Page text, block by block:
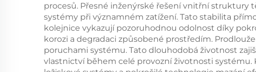
procesů. Přesné inženýrské řešení vnitřní
systémy při významném zatížení. Tato stabilita
kolejnice vykazují pozoruhodnou odolnost díky
korozi a degradaci způsobené prostředím.
poruchami systému. Tato dlouhodobá životnost
vlastnictví během celé provozní životnosti